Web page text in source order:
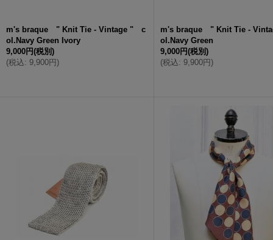
m's braque " Knit Tie - Vintage " c
ol.Navy Green Ivory
9,000円(税別)
(税込: 9,900円)
m's braque " Knit Tie -
ol.Navy Green
9,000円(税別)
(税込: 9,900円)